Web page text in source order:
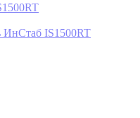
ИнСтаб IS1500RT